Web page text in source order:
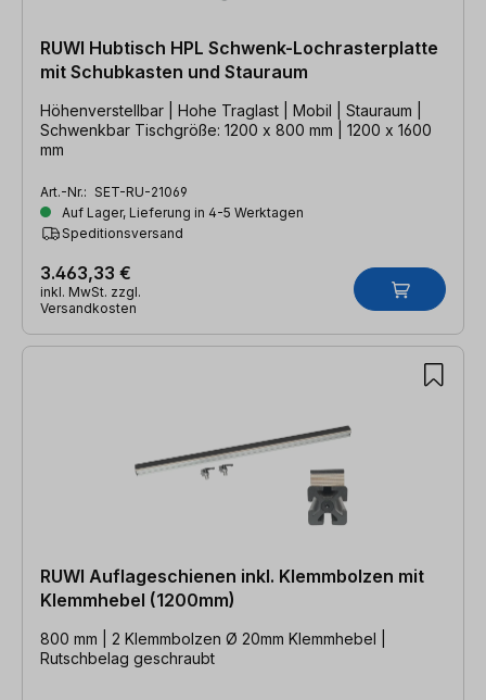
RUWI Hubtisch HPL Schwenk-Lochrasterplatte
mit Schubkasten und Stauraum
Höhenverstellbar | Hohe Traglast | Mobil | Stauraum |
Schwenkbar Tischgröße: 1200 x 800 mm | 1200 x 1600
mm
Art.-Nr.: SET-RU-21069
Auf Lager, Lieferung in 4-5 Werktagen
Speditionsversand
3.463,33 €
inkl. MwSt. zzgl.
Versandkosten
RUWI Auflageschienen inkl. Klemmbolzen mit
Klemmhebel (1200mm)
800 mm | 2 Klemmbolzen Ø 20mm Klemmhebel |
Rutschbelag geschraubt